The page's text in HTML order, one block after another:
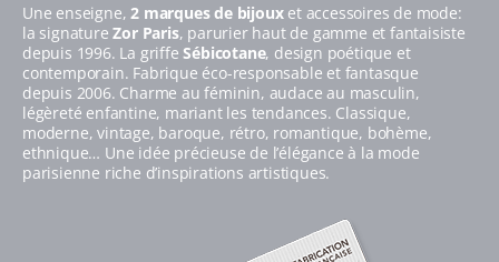
Une enseigne,2 marques de bijouxet accessoires de mode:
la signatureZor Paris, parurier haut de gamme et fantaisiste
depuis 1996. La griffeSébicotane, design poétique et
contemporain. Fabrique éco-responsable et fantasque
depuis 2006. Charme au féminin, audace au masculin,
légèreté enfantine, mariant les tendances. Classique,
moderne, vintage, baroque, rétro, romantique, bohème,
ethnique… Une idée précieuse de l’élégance à la mode
parisienne riche d’inspirations artistiques.